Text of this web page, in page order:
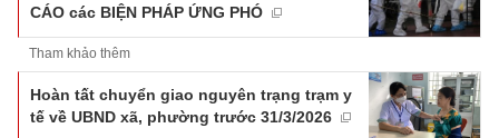
CÁO các BIỆN PHÁP ỨNG PHÓ
Tham khảo thêm
Hoàn tất chuyển giao nguyên trạng trạm y
tế về UBND xã, phường trước 31/3/2026